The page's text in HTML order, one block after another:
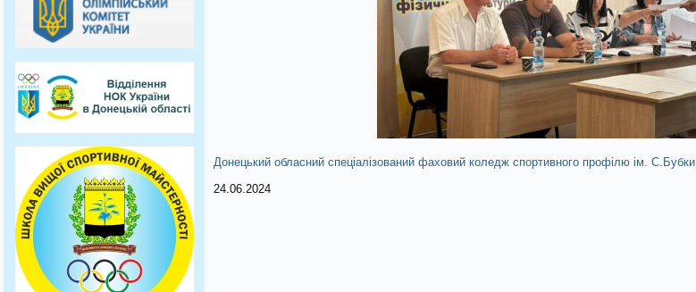
Донецький обласний спеціалізований фаховий коледж спортивного профілю ім. С.Бубки
24.06.2024